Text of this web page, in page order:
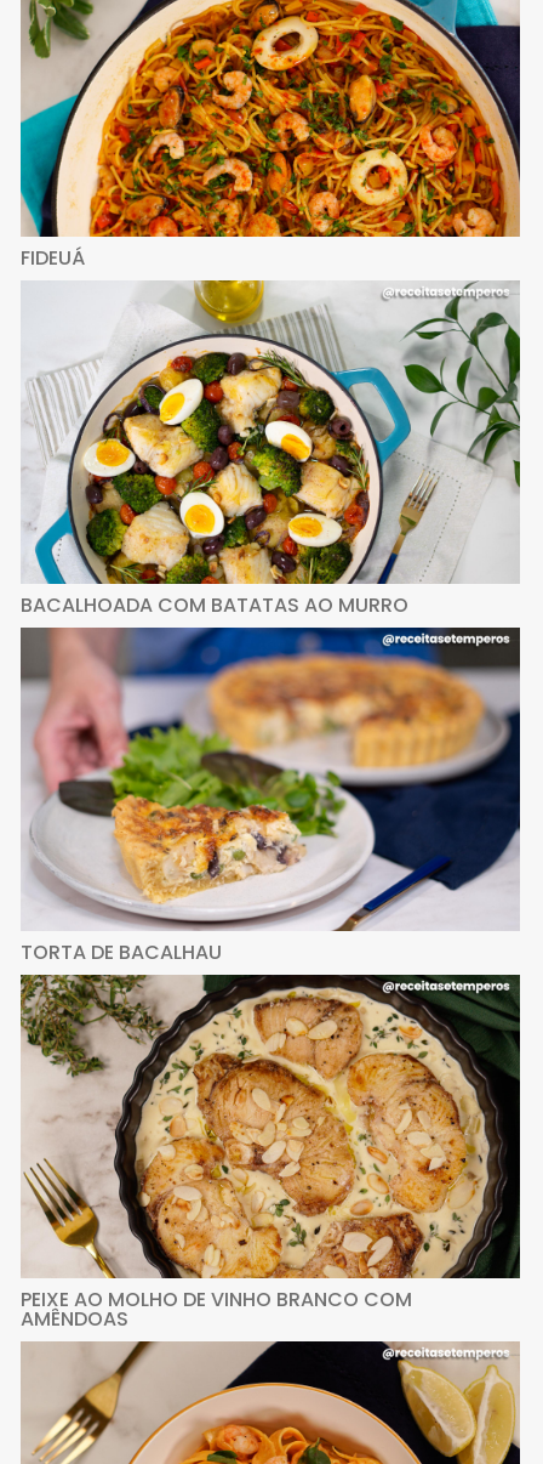
FIDEUÁ
BACALHOADA COM BATATAS AO MURRO
TORTA DE BACALHAU
PEIXE AO MOLHO DE VINHO BRANCO COM
AMÊNDOAS